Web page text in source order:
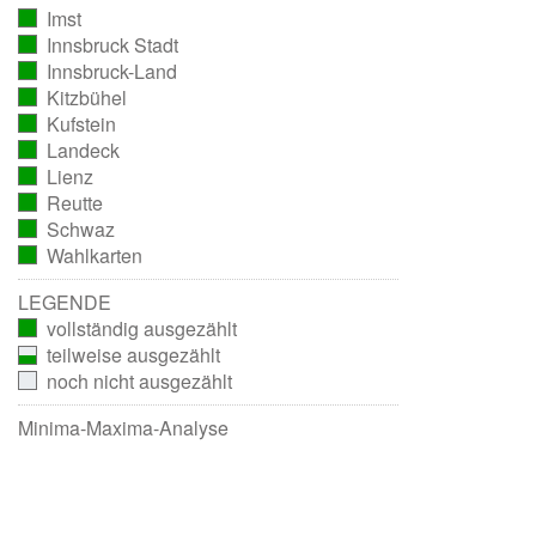
Imst
ausgezählt)
Innsbruck Stadt
ausgezählt)
Innsbruck-Land
ausgezählt)
Kitzbühel
ausgezählt)
Kufstein
ausgezählt)
Landeck
ausgezählt)
Lienz
ausgezählt)
Reutte
ausgezählt)
Schwaz
ausgezählt)
Wahlkarten
ausgezählt)
LEGENDE
vollständig ausgezählt
teilweise ausgezählt
noch nicht ausgezählt
Minima-Maxima-Analyse